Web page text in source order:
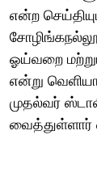
என்ற
ஓய்வறை
என்று
முதல்வர்
வைத்துள்ளார்